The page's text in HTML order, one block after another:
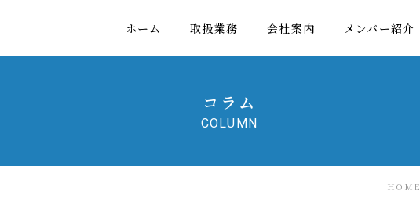
ホーム 取扱業務 会社案内 メンバー紹介
コラム
COLUMN
HOME